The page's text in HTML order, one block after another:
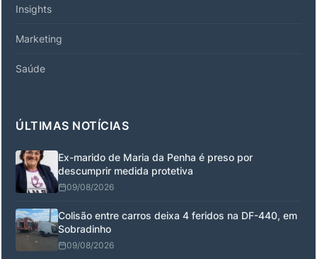
Insights
Marketing
Saúde
ÚLTIMAS NOTÍCIAS
Ex-marido de Maria da Penha é preso por
descumprir medida protetiva
09/08/2026
Colisão entre carros deixa 4 feridos na DF-440, em
Sobradinho
09/08/2026